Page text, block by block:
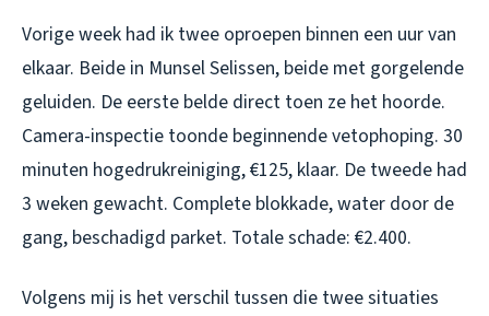
Vorige week had ik twee oproepen binnen een uur van
elkaar. Beide in Munsel Selissen, beide met gorgelende
geluiden. De eerste belde direct toen ze het hoorde.
Camera-inspectie toonde beginnende vetophoping. 30
minuten hogedrukreiniging, €125, klaar. De tweede had
3 weken gewacht. Complete blokkade, water door de
gang, beschadigd parket. Totale schade: €2.400.
Volgens mij is het verschil tussen die twee situaties